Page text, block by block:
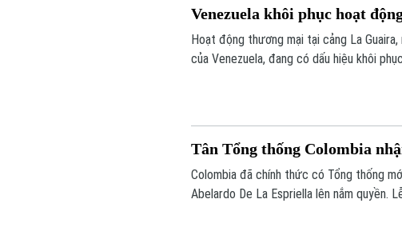
Venezuela khôi phục hoạt
Hoạt động thương mại tại cảng La
của Venezuela, đang có dấu hiệu khôi
Tân Tổng thống Colombia
Colombia đã chính thức có Tổng thống
Abelardo De La Espriella lên nắm quyền.